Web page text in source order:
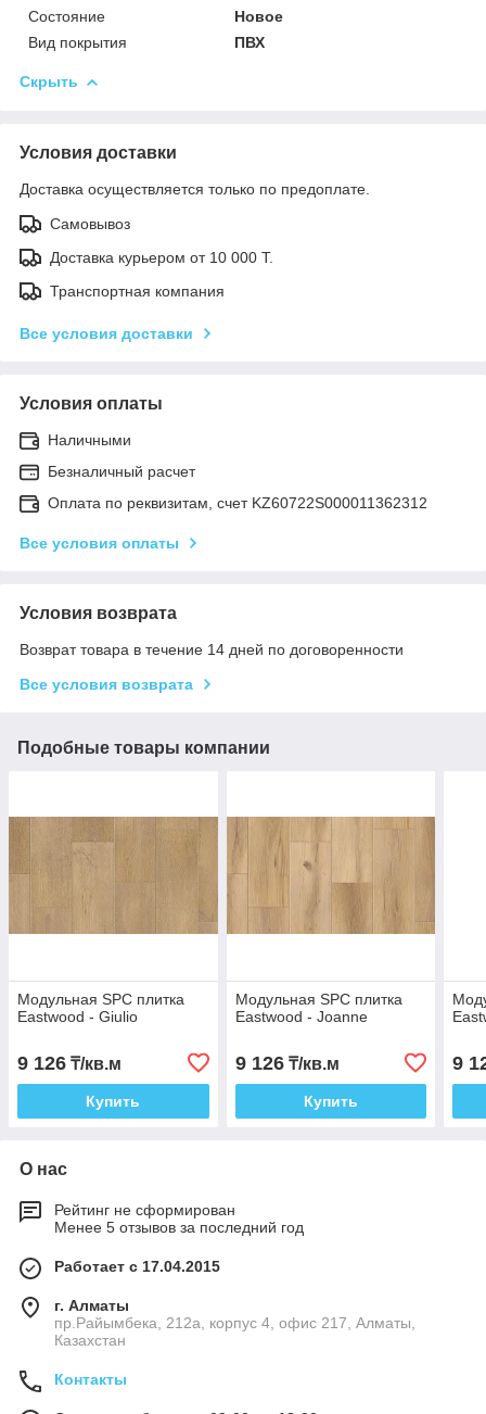
Состояние
Новое
Вид покрытия
ПВХ
Скрыть
Условия доставки
Доставка осуществляется только по предоплате.
Самовывоз
Доставка курьером от 10 000 Т.
Транспортная компания
Все условия доставки
Условия оплаты
Наличными
Безналичный расчет
Оплата по реквизитам, счет KZ60722S000011362312
Все условия оплаты
Условия возврата
Возврат товара в течение 14 дней по договоренности
Все условия возврата
Подобные товары компании
Модульная SPC плитка
Eastwood - Giulio
9 126 ₸/кв.м
Купить
Модульная SPC плитка
Eastwood - Joanne
9 126₸/кв.м
Купить
9
О нас
Рейтинг не сформирован
Менее 5 отзывов за последний год
Работает с 17.04.2015
г. Алматы
пр.Райымбека, 212а, корпус 4, офис 217, Алматы,
Казахстан
Контакты